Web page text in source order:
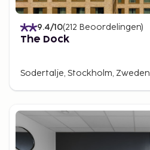
9.4/10(212 Beoordelingen)
The Dock
Sodertalje, Stockholm, Zweden